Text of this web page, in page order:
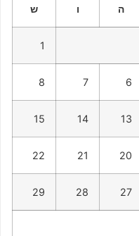
ה ו ש
1
6
7
8
13
14
15
20
21
22
27
28
29